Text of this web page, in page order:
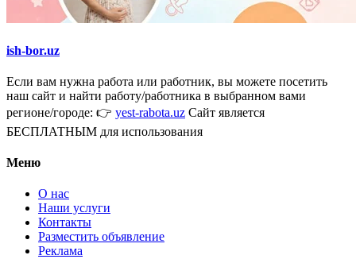
ish-bor.uz
Если вам нужна работа или работник, вы можете посетить
наш сайт и найти работу/работника в выбранном вами
регионе/городе: 👉 yest-rabota.uz Сайт является
БЕСПЛАТНЫМ для использования
Меню
О нас
Наши услуги
Контакты
Разместить объявление
Реклама